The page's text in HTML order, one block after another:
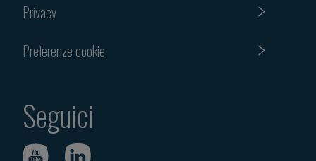
Privacy
Preferenze cookie
Seguici